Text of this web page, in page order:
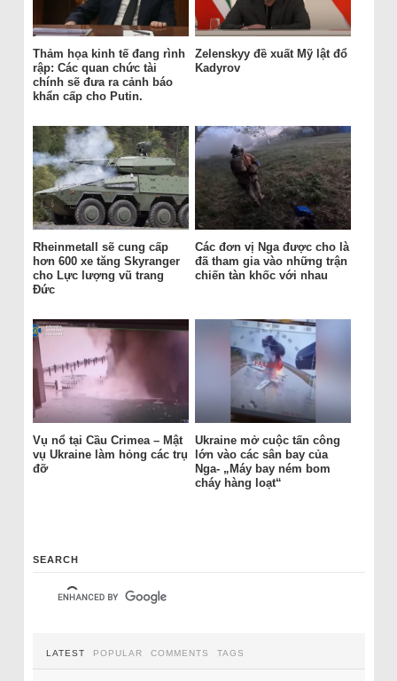
Thảm họa kinh tế đang rình
rập: Các quan chức tài
chính sẽ đưa ra cảnh báo
khẩn cấp cho Putin.
Zelenskyy đề xuất Mỹ lật đổ
Kadyrov
Rheinmetall sẽ cung cấp
hơn 600 xe tăng Skyranger
cho Lực lượng vũ trang
Đức
Các đơn vị Nga được cho là
đã tham gia vào những trận
chiến tàn khốc với nhau
Vụ nổ tại Cầu Crimea – Mật
vụ Ukraine làm hỏng các trụ
đỡ
Ukraine mở cuộc tấn công
lớn vào các sân bay của
Nga- „Máy bay ném bom
cháy hàng loạt“
SEARCH
LATEST POPULAR COMMENTS TAGS